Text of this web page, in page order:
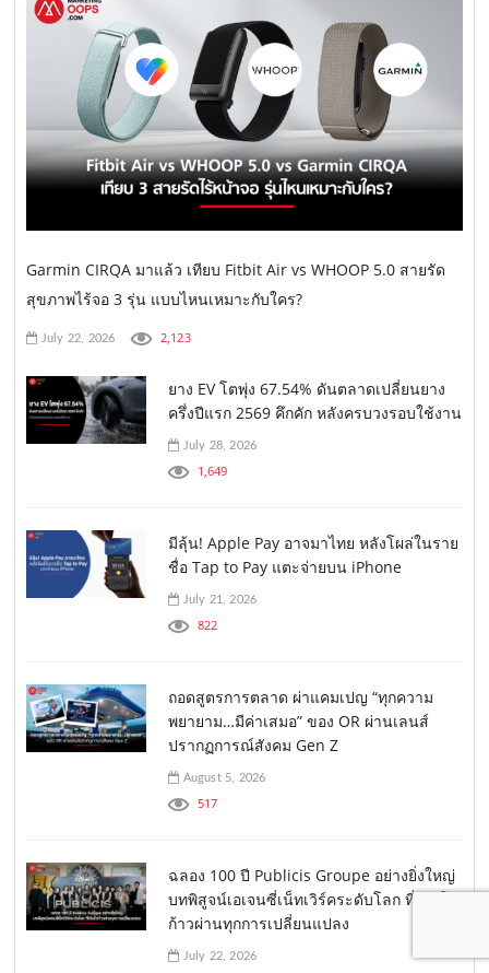
Garmin CIRQA มาแล้ว เทียบ Fitbit Air vs WHOOP 5.0 สายรัด
สุขภาพไร้จอ 3 รุ่น แบบไหนเหมาะกับใคร?
July 22, 2026 2,123
ยาง EV โตพุ่ง 67.54% ดันตลาดเปลี่ยนยาง
ครึ่งปีแรก 2569 คึกคัก หลังครบวงรอบใช้งาน
July 28, 2026
1,649
มีลุ้น! Apple Pay อาจมาไทย หลังโผล่ในราย
ชื่อ Tap to Pay แตะจ่ายบน iPhone
July 21, 2026
822
ถอดสูตรการตลาด ผ่าแคมเปญ “ทุกความ
พยายาม…มีค่าเสมอ” ของ OR ผ่านเลนส์
ปรากฏการณ์สังคม Gen Z
August 5, 2026
517
ฉลอง 100 ปี Publicis Groupe อย่างยิ่งใหญ่
บทพิสูจน์เอเจนซี่เน็ทเวิร์คระดับโลก ที่เติบโต
ก้าวผ่านทุกการเปลี่ยนแปลง
July 22, 2026